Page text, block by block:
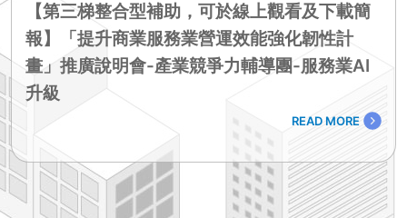
【第三梯整合型補助，可於線上觀看及下載簡
報】「提升商業服務業營運效能強化韌性計
畫」推廣說明會-產業競爭力輔導團-服務業AI
升級
READ MORE